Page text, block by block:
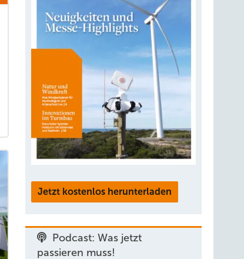
Jetzt kostenlos herunterladen
Podcast: Was jetzt
passieren muss!